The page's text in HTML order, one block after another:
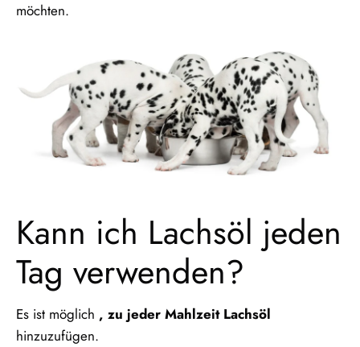
möchten.
Kann ich Lachsöl jeden
Tag verwenden?
Es ist möglich , zu jeder Mahlzeit Lachsöl
hinzuzufügen.